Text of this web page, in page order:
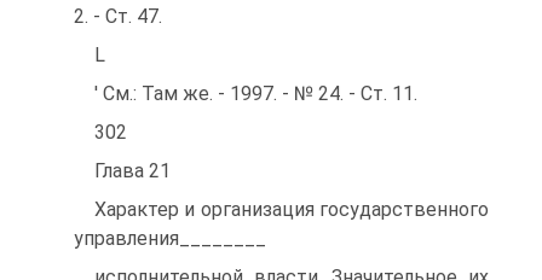
2. - Ст. 47.
L
' См.: Там же. - 1997. - № 24. - Ст. 11.
302
Глава 21
Характер и организация государственного
управления________